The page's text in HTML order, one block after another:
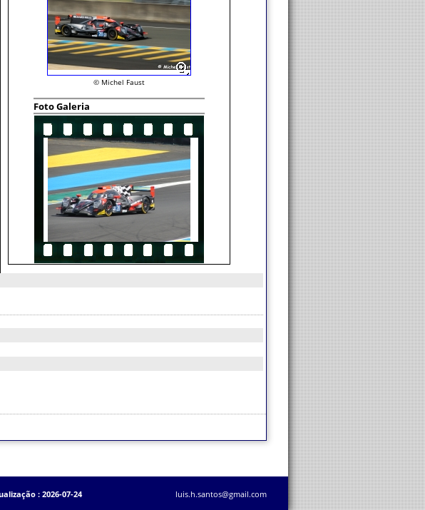
© Michel Faust
Foto Galeria
: 2026-07-24 luis.h.santos@gmail.com